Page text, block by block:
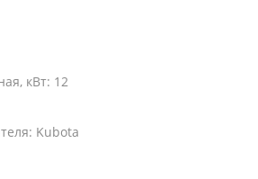
кВт: 12
: Kubota